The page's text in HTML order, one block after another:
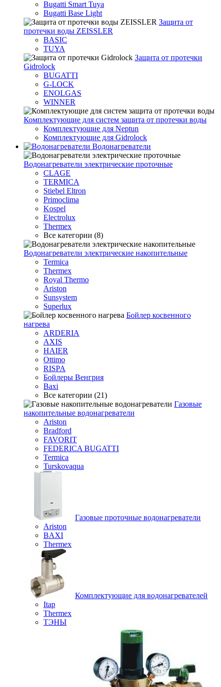
Bugatti Smart Tuya
Bugatti Base Light
Защита от
протечки воды ZEISSLER
BASIC
TUYA
Защита от протечки
Gidrolock
BUGATTI
G-LOCK
ENOLGAS
WINNER
Комплектующие для систем защита от протечки воды
Комплектующие для Neptun
Комплектующие для Gidrolock
Водонагреватели
Водонагреватeли электрические проточные
CLAGE
TERMICA
Stiebel Eltron
Primoclima
Kospel
Electrolux
Thermex
Все категории (8)
Водонагреватели электрические накопительные
Termica
Thermex
Royal Thermo
Ariston
Sunsystem
Superlux
Бойлер косвенного
нагрева
ARDERIA
AXIS
HAIER
Ottimo
RISPA
Бойлеры Венгрия
Baxi
Все категории (21)
Газовые
накопительные водонагреватели
Ariston
Bradford
FAVORIT
FEDERICA BUGATTI
Termica
Turskovaqua
Газовые проточные водонагреватели
Ariston
BAXI
Thermex
Комплектующие для водонагревателей
Itap
Thermex
ТЭНЫ